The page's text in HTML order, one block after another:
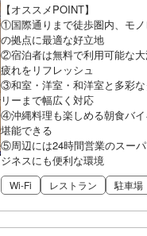
【オススメPOINT】
①国際通りまで徒歩圏内、モ
の拠点に最適な好立地
②宿泊者は無料で利用可能な
疲れをリフレッシュ
③和室・洋室・和洋室と多彩
リーまで幅広く対応
④沖縄料理も楽しめる朝食バ
堪能できる
⑤周辺には24時間営業のスー
ジネスにも便利な環境
Wi-Fi レストラン 駐車場